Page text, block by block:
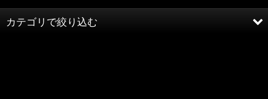
並び順 :
カテゴリで絞り込む